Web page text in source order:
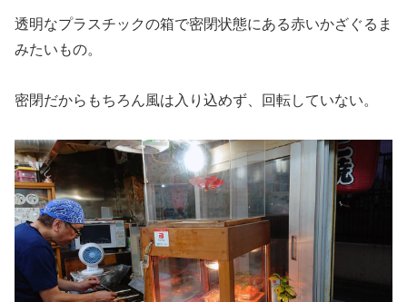
透明なプラスチックの箱で密閉状態にある赤いかざぐるま
みたいもの。
密閉だからもちろん風は入り込めず、回転していない。